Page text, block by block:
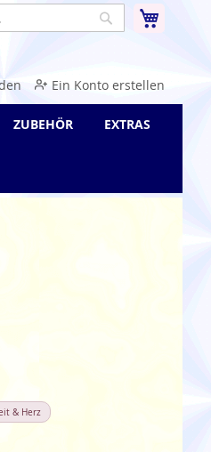
Suche
Ein Konto erstellen
& Herz
ZUBEHÖR EXTRAS